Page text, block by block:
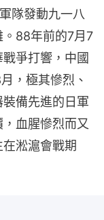
隊發動九一八
88年前的7月7
爭打響，中國
，極其慘烈、
備先進的日軍
血腥慘烈而又
淞滬會戰期